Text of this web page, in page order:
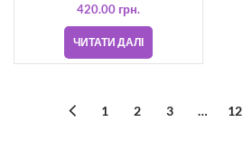
420.00 грн.
ЧИТАТИ ДАЛІ
1 2 3 … 12